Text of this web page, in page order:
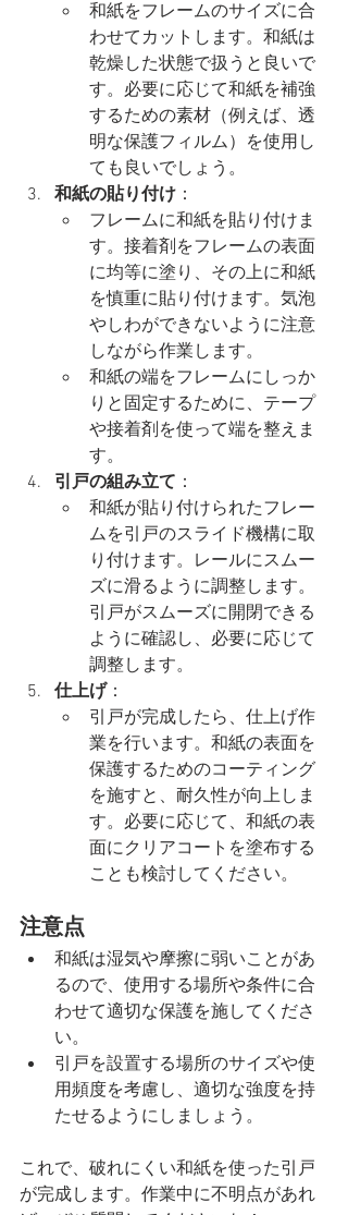
和紙をフレームのサイズに合
わせてカットします。和紙は
乾燥した状態で扱うと良いで
す。必要に応じて和紙を補強
するための素材（例えば、透
明な保護フィルム）を使用し
ても良いでしょう。
和紙の貼り付け ：
フレームに和紙を貼り付けま
す。接着剤をフレームの表面
に均等に塗り、その上に和紙
を慎重に貼り付けます。気泡
やしわができないように注意
しながら作業します。
和紙の端をフレームにしっか
りと固定するために、テープ
や接着剤を使って端を整えま
す。
引戸の組み立て ：
和紙が貼り付けられたフレー
ムを引戸のスライド機構に取
り付けます。レールにスムー
ズに滑るように調整します。
引戸がスムーズに開閉できる
ように確認し、必要に応じて
調整します。
仕上げ：
引戸が完成したら、仕上げ作
業を行います。和紙の表面を
保護するためのコーティング
を施すと、耐久性が向上しま
す。必要に応じて、和紙の表
面にクリアコートを塗布する
ことも検討してください。
注意点
和紙は湿気や摩擦に弱いことがあ
るので、使用する場所や条件に合
わせて適切な保護を施してくださ
い。
引戸を設置する場所のサイズや使
用頻度を考慮し、適切な強度を持
たせるようにしましょう。
これで、破れにくい和紙を使った引戸
が完成します。作業中に不明点があれ